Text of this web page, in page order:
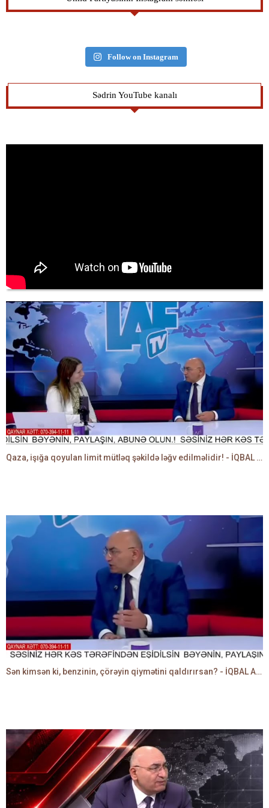
Follow on Instagram
Sədrin YouTube kanalı
Qaza, işığa qoyulan limit mütləq şəkildə ləğv edilməlidir! - İQBAL AĞAZADƏ
Sən kimsən ki, benzinin, çörəyin qiymətini qaldırırsan? - İQBAL AĞAZADƏ